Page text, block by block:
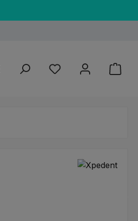
Du hast 0 Produkte